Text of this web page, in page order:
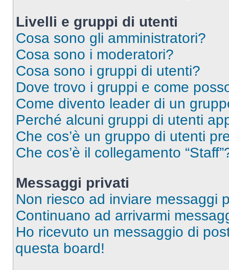
Livelli e gruppi di utenti
Cosa sono gli amministratori?
Cosa sono i moderatori?
Cosa sono i gruppi di utenti?
Dove trovo i gruppi e come
Come divento leader di un
Perché alcuni gruppi di utenti
Che cos’è un gruppo di utenti
Che cos’è il collegamento
Messaggi privati
Non riesco ad inviare messaggi
Continuano ad arrivarmi
Ho ricevuto un messaggio di
questa board!